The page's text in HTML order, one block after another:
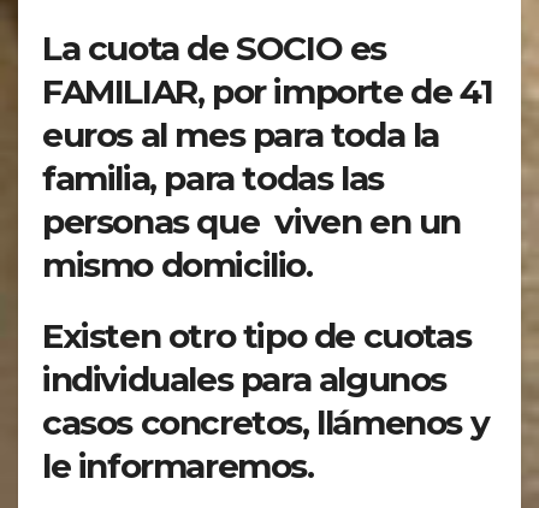
La cuota de SOCIO es
FAMILIAR, por importe de 41
euros al mes para toda la
familia, para todas las
personas que viven en un
mismo domicilio.
Existen otro tipo de cuotas
individuales para algunos
casos concretos, llámenos y
le informaremos.